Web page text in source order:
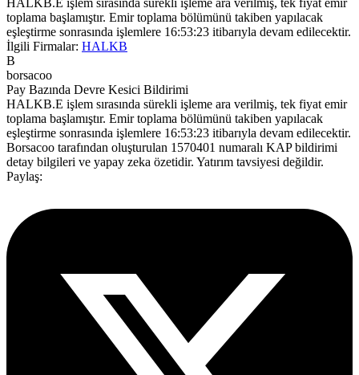
HALKB.E işlem sırasında sürekli işleme ara verilmiş, tek fiyat emir
toplama başlamıştır. Emir toplama bölümünü takiben yapılacak
eşleştirme sonrasında işlemlere 16:53:23 itibarıyla devam edilecektir.
İlgili Firmalar: HALKB
B
borsacoo
Pay Bazında Devre Kesici Bildirimi
HALKB.E işlem sırasında sürekli işleme ara verilmiş, tek fiyat emir
toplama başlamıştır. Emir toplama bölümünü takiben yapılacak
eşleştirme sonrasında işlemlere 16:53:23 itibarıyla devam edilecektir.
Borsacoo tarafından oluşturulan 1570401 numaralı KAP bildirimi
detay bilgileri ve yapay zeka özetidir. Yatırım tavsiyesi değildir.
Paylaş: